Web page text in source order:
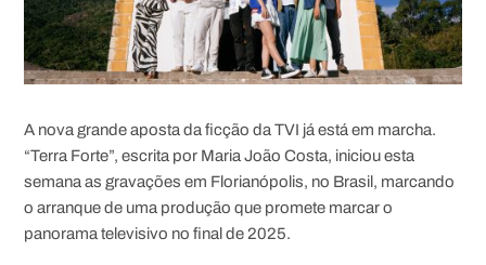
A nova grande aposta da ficção da TVI já está em marcha.
“Terra Forte”, escrita por Maria João Costa, iniciou esta
semana as gravações em Florianópolis, no Brasil, marcando
o arranque de uma produção que promete marcar o
panorama televisivo no final de 2025.